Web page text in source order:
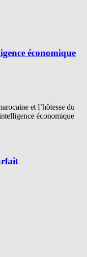
économique
et l’hôtesse du
économique